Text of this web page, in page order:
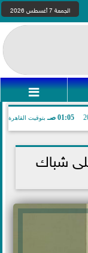
الجمعة 7 أغسطس 2026

01:05 صـ بتوقيت القاهرة
شباك